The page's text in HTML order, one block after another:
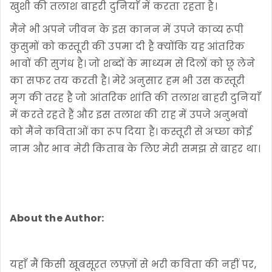
खुशी की तलाश बाहरी दुनियाँ में करता रहता है।
मैंने भी अपने जीवन के इस कानन में उपजे काव्य रूपी
कुसुमों को कस्तूरी की उपमा दी है क्योंकि यह आंतरिक
भावों की सुगंध है। जो शब्दों के माध्यम से दिलों को छू लेने
का सफर तय करती है। मेरे अनुसार हम भी उस कस्तूरी
मृग की तरह है जो आंतरिक शांति की तलाश बाहरी दुनियाँ
में करते रहते हैं और इस तलाश की राह में उपजे अनुभवों
को मैंने कविताओं का रूप दिया है। कस्तूरी से अच्छा कोई
नाम और भाव मेरी किताब के लिए मेरी समझ से बाहर था।
About the Author:
यहाँ मैं किसी खूबसूरत लफ़्ज़ों से भरी कविता की नहीं पर,